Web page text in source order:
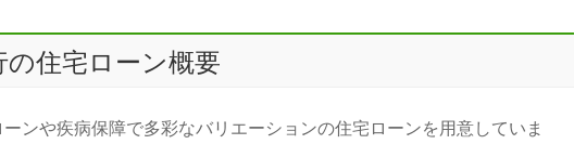
の住宅ローン概要
ンや疾病保障で多彩なバリエーションの住宅ローンを用意していま